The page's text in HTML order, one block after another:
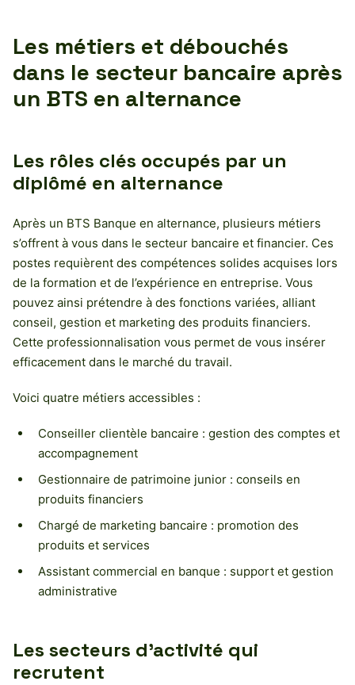
Les métiers et débouchés
dans le secteur bancaire après
un BTS en alternance
Les rôles clés occupés par un
diplômé en alternance
Après un BTS Banque en alternance, plusieurs métiers
s’offrent à vous dans le secteur bancaire et financier. Ces
postes requièrent des compétences solides acquises lors
de la formation et de l’expérience en entreprise. Vous
pouvez ainsi prétendre à des fonctions variées, alliant
conseil, gestion et marketing des produits financiers.
Cette professionnalisation vous permet de vous insérer
efficacement dans le marché du travail.
Voici quatre métiers accessibles :
Conseiller clientèle bancaire : gestion des comptes et
accompagnement
Gestionnaire de patrimoine junior : conseils en
produits financiers
Chargé de marketing bancaire : promotion des
produits et services
Assistant commercial en banque : support et gestion
administrative
Les secteurs d’activité qui
recrutent